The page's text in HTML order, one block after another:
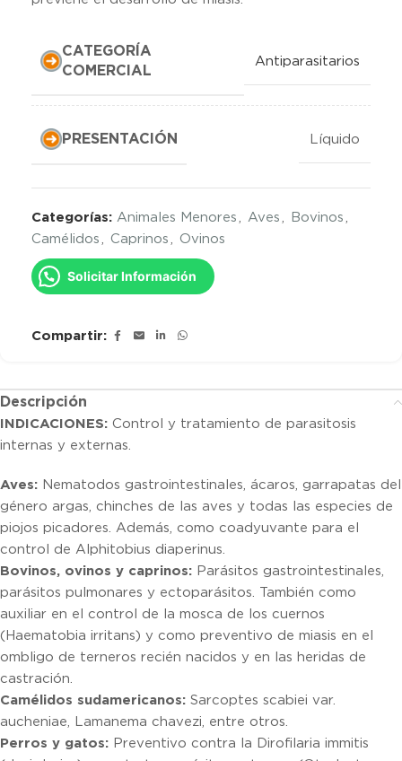
CATEGORÍA
COMERCIAL
Antiparasitarios
PRESENTACIÓN Líquido
Categorías: Animales Menores, Aves, Bovinos,
Camélidos, Caprinos, Ovinos
Solicitar Información
Compartir:
Descripción
INDICACIONES: Control y tratamiento de parasitosis
internas y externas.
Aves: Nematodos gastrointestinales, ácaros, garrapatas del
género argas, chinches de las aves y todas las especies de
piojos picadores. Además, como coadyuvante para el
control de Alphitobius diaperinus.
Bovinos, ovinos y caprinos: Parásitos gastrointestinales,
parásitos pulmonares y ectoparásitos. También como
auxiliar en el control de la mosca de los cuernos
(Haematobia irritans) y como preventivo de miasis en el
ombligo de terneros recién nacidos y en las heridas de
castración.
Camélidos sudamericanos: Sarcoptes scabiei var.
aucheniae, Lamanema chavezi, entre otros.
Perros y gatos: Preventivo contra la Dirofilaria immitis